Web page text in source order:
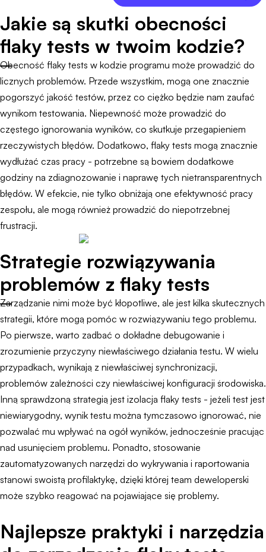
Jakie są skutki obecności
flaky tests w twoim kodzie?
Obecność flaky tests w kodzie programu może prowadzić do
licznych problemów. Przede wszystkim, mogą one znacznie
pogorszyć jakość testów, przez co ciężko będzie nam zaufać
wynikom testowania. Niepewność może prowadzić do
częstego ignorowania wyników, co skutkuje przegapieniem
rzeczywistych błędów. Dodatkowo, flaky tests mogą znacznie
wydłużać czas pracy - potrzebne są bowiem dodatkowe
godziny na zdiagnozowanie i naprawę tych nietransparentnych
błędów. W efekcie, nie tylko obniżają one efektywność pracy
zespołu, ale mogą również prowadzić do niepotrzebnej
frustracji.
Strategie rozwiązywania
problemów z flaky tests
Zarządzanie nimi może być kłopotliwe, ale jest kilka skutecznych
strategii, które mogą pomóc w rozwiązywaniu tego problemu.
Po pierwsze, warto zadbać o dokładne debugowanie i
zrozumienie przyczyny niewłaściwego działania testu. W wielu
przypadkach, wynikają z niewłaściwej synchronizacji,
problemów zależności czy niewłaściwej konfiguracji środowiska.
Inną sprawdzoną strategią jest izolacja flaky tests - jeżeli test jest
niewiarygodny, wynik testu można tymczasowo ignorować, nie
pozwalać mu wpływać na ogół wyników, jednocześnie pracując
nad usunięciem problemu. Ponadto, stosowanie
zautomatyzowanych narzędzi do wykrywania i raportowania
stanowi swoistą profilaktykę, dzięki której team deweloperski
może szybko reagować na pojawiające się problemy.
Najlepsze praktyki i narzędzia